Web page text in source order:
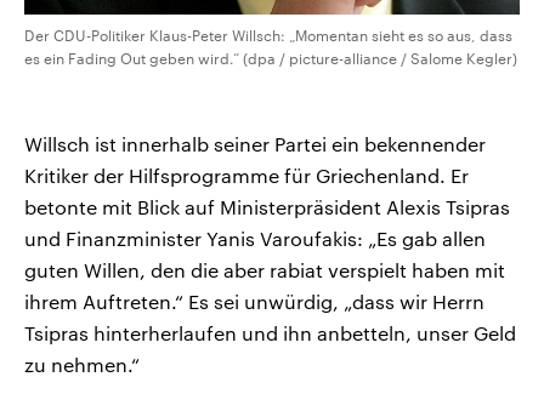
Der CDU-Politiker Klaus-Peter Willsch: „Momentan sieht es so aus, dass
es ein Fading Out geben wird.“ (dpa / picture-alliance / Salome Kegler)
Willsch ist innerhalb seiner Partei ein bekennender
Kritiker der Hilfsprogramme für Griechenland. Er
betonte mit Blick auf Ministerpräsident Alexis Tsipras
und Finanzminister Yanis Varoufakis: „Es gab allen
guten Willen, den die aber rabiat verspielt haben mit
ihrem Auftreten.“ Es sei unwürdig, „dass wir Herrn
Tsipras hinterherlaufen und ihn anbetteln, unser Geld
zu nehmen.“